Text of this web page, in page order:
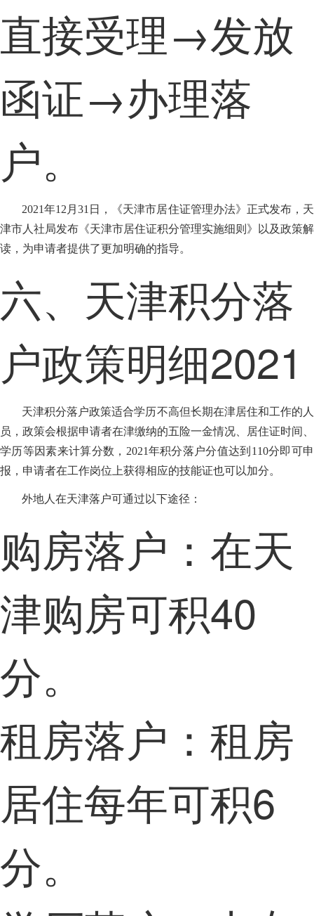
直接受理→发放
函证→办理落
户。
2021年12月31日，《天津市居住证管理办法》正式发布，天
津市人社局发布《天津市居住证积分管理实施细则》以及政策解
读，为申请者提供了更加明确的指导。
六、天津积分落
户政策明细2021
天津积分落户政策适合学历不高但长期在津居住和工作的人
员，政策会根据申请者在津缴纳的五险一金情况、居住证时间、
学历等因素来计算分数，2021年积分落户分值达到110分即可申
报，申请者在工作岗位上获得相应的技能证也可以加分。
外地人在天津落户可通过以下途径：
购房落户：在天
津购房可积40
分。
租房落户：租房
居住每年可积6
分。